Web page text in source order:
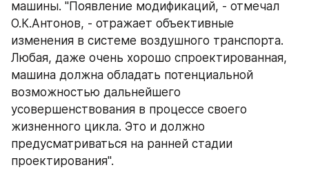
машины. "Появление модификаций, - отмечал
О.К.Антонов, - отражает объективные
изменения в системе воздушного транспорта.
Любая, даже очень хорошо спроектированная,
машина должна обладать потенциальной
возможностью дальнейшего
усовершенствования в процессе своего
жизненного цикла. Это и должно
предусматриваться на ранней стадии
проектирования".